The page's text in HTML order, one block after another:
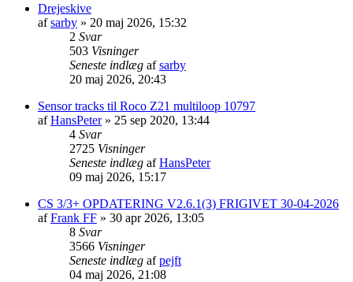
Drejeskive
afsarby » 20 maj 2026, 15:32
2 Svar
503 Visninger
Seneste indlæg afsarby
20 maj 2026, 20:43
Sensor tracks til Roco Z21 multiloop 10797
afHansPeter» 25 sep 2020, 13:44
4 Svar
2725 Visninger
Seneste indlæg afHansPeter
09 maj 2026, 15:17
CS 3/3+ OPDATERING V2.6.1(3) FRIGIVET 30-04-2026
afFrank FF » 30 apr 2026, 13:05
8 Svar
3566 Visninger
Seneste indlæg afpejft
04 maj 2026, 21:08